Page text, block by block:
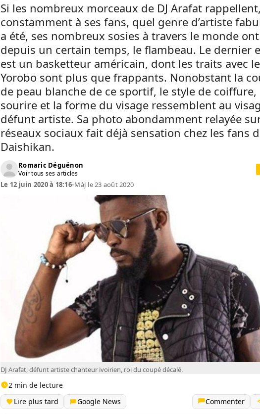
Si les nombreux morceaux de DJ Arafat
constamment à ses fans, quel genre d’artiste
a été, ses nombreux sosies à travers le monde
depuis un certain temps, le flambeau. Le dernier
est un basketteur américain, dont les traits avec le
Yorobo sont plus que frappants. Nonobstant la
de peau blanche de ce sportif, le style de coiffure,
sourire et la forme du visage ressemblent au
défunt artiste. Sa photo abondamment relayée
réseaux sociaux fait déjà sensation chez les fans
Daishikan.
Romaric Déguénon
Voir tous ses articles
Le 12 juin 2020 à 18:16•MàJ le 23 août 2020
DJ Arafat, défunt artiste chanteur ivoirien, roi du coupé décalé.
2 min de lecture
Lire plus tard
Google News Commenter